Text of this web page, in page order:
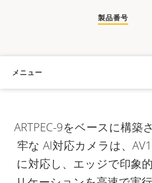
製品番号
メニュー
概要
ARTPEC-9をベースに構築
牢な AI対応カメラは、
に対応し、エッジで印象